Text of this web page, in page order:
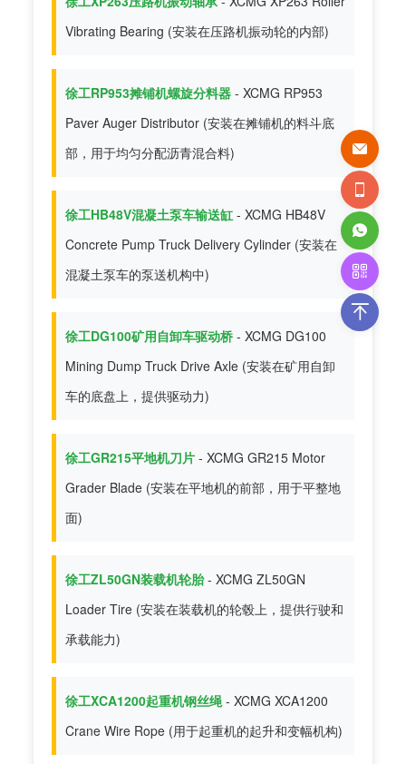
Vibrating Bearing (安装在压路机振动轮的内部)
徐工RP953摊铺机螺旋分料器- XCMG RP953
Paver Auger Distributor (安装在摊铺机的料斗底
部，用于均匀分配沥青混合料)
徐工HB48V混凝土泵车输送缸- XCMG HB48V
Concrete Pump Truck Delivery Cylinder (安装在
混凝土泵车的泵送机构中)
徐工DG100矿用自卸车驱动桥- XCMG DG100
Mining Dump Truck Drive Axle (安装在矿用自卸
车的底盘上，提供驱动力)
徐工GR215平地机刀片- XCMG GR215 Motor
Grader Blade (安装在平地机的前部，用于平整地
面)
徐工ZL50GN装载机轮胎- XCMG ZL50GN
Loader Tire (安装在装载机的轮毂上，提供行驶和
承载能力)
徐工XCA1200起重机钢丝绳- XCMG XCA1200
Crane Wire Rope (用于起重机的起升和变幅机构)